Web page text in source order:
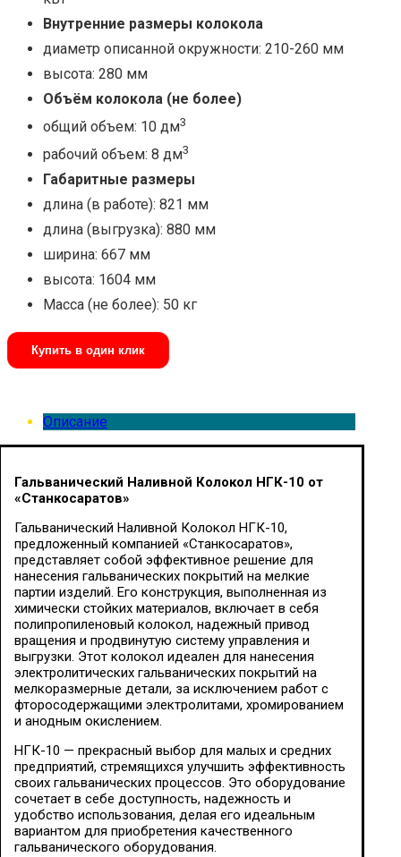
Внутренние размеры колокола
диаметр описанной окружности: 210-260 мм
высота: 280 мм
Объём колокола (не более)
общий объем: 10 дм3
рабочий объем: 8 дм3
Габаритные размеры
длина (в работе): 821 мм
длина (выгрузка): 880 мм
ширина: 667 мм
высота: 1604 мм
Масса (не более): 50 кг
Купить в один клик
Описание
Гальванический Наливной Колокол НГК-10 от
«Станкосаратов»
Гальванический Наливной Колокол НГК-10,
предложенный компанией «Станкосаратов»,
представляет собой эффективное решение для
нанесения гальванических покрытий на мелкие
партии изделий. Его конструкция, выполненная из
химически стойких материалов, включает в себя
полипропиленовый колокол, надежный привод
вращения и продвинутую систему управления и
выгрузки. Этот колокол идеален для нанесения
электролитических гальванических покрытий на
мелкоразмерные детали, за исключением работ с
фторосодержащими электролитами, хромированием
и анодным окислением.
НГК-10 — прекрасный выбор для малых и средних
предприятий, стремящихся улучшить эффективность
своих гальванических процессов. Это оборудование
сочетает в себе доступность, надежность и
удобство использования, делая его идеальным
вариантом для приобретения качественного
гальванического оборудования.